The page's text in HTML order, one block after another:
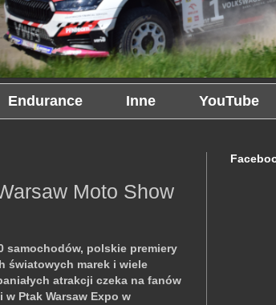
Endurance Inne YouTube
Moto Show
samochodów, polskie premiery
światowych marek i wiele
atrakcji czeka na fanów
w Ptak Warsaw Expo w